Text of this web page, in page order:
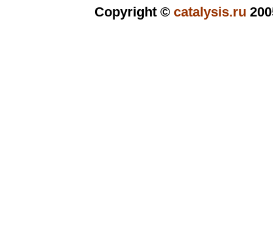
Copyright © catalysis.ru